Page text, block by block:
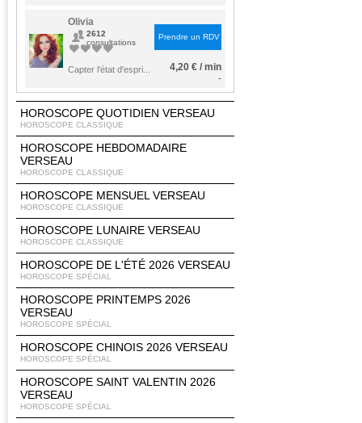
Olivia
2612
consultations
Capter l'état d'espri...
Prendre un RDV
4,20 € / min
-
HOROSCOPE QUOTIDIEN VERSEAU
HOROSCOPE CLASSIQUE
HOROSCOPE HEBDOMADAIRE
VERSEAU
HOROSCOPE CLASSIQUE
HOROSCOPE MENSUEL VERSEAU
HOROSCOPE CLASSIQUE
HOROSCOPE LUNAIRE VERSEAU
HOROSCOPE CLASSIQUE
HOROSCOPE DE L'ÉTÉ 2026 VERSEAU
HOROSCOPE SPÉCIAL
HOROSCOPE PRINTEMPS 2026
VERSEAU
HOROSCOPE SPÉCIAL
HOROSCOPE CHINOIS 2026 VERSEAU
HOROSCOPE SPÉCIAL
HOROSCOPE SAINT VALENTIN 2026
VERSEAU
HOROSCOPE SPÉCIAL